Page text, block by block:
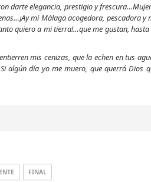
darte elegancia, prestigio y
mi Málaga acogedora, pescadora
quiero a mi tierra!…que me gustan,
mis cenizas, que la echen en tus
algún día yo me muero, que querrá Dios
FINAL